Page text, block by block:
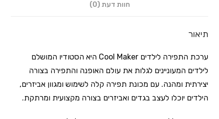
חוות דעת (0)
תיאור
ערכת התפירה לילדים Cool Maker היא הסטודיו המושלם
לילדים המעוניינים לגלות את עולם האופנה והתפירה בצורה
יצירתית ומהנה. עם מכונת תפירה קלה לשימוש ומגוון אביזרים,
הילדים יוכלו לעצב בגדים ואביזרים בצורה מקצועית ומרתקת.